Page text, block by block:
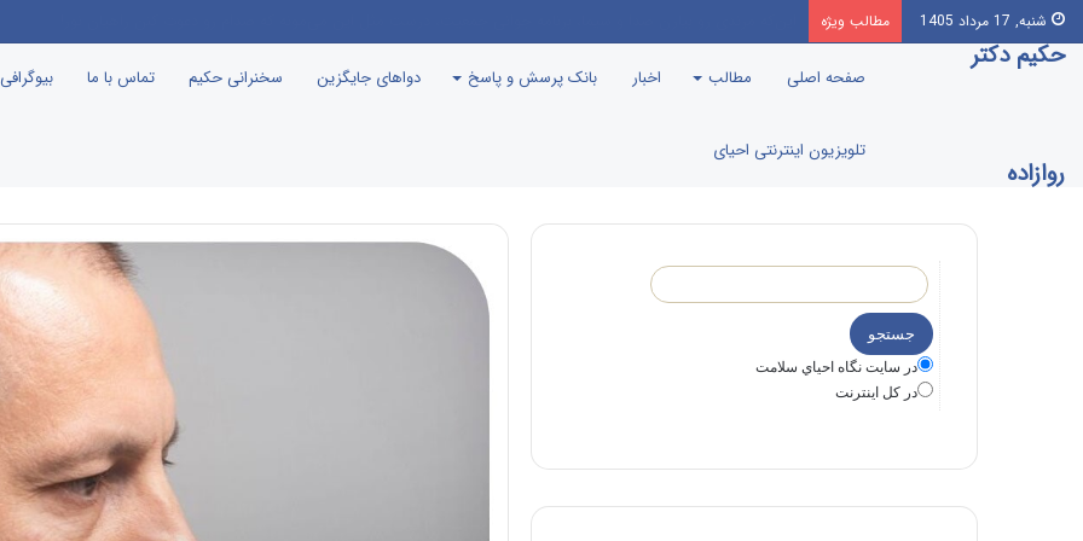
شنبه, 17 مرداد 1405 مطالب ویژه
حکیم دکتر
روازاده
صفحه اصلی مطالب اخبار بانک پرسش و پاسخ دواهای جایگزین سخنرانی حکیم تماس با ما
تلویزیون اینترنتی احیای
در سايت نگاه احياي سلامت
در كل اينترنت